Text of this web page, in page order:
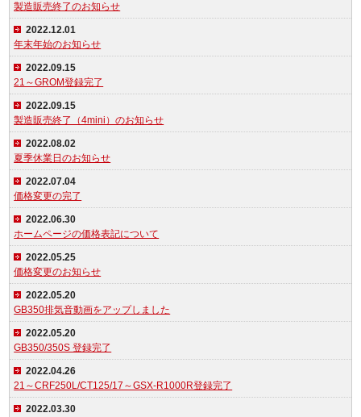
製造販売終了のお知らせ
2022.12.01
年末年始のお知らせ
2022.09.15
21～GROM登録完了
2022.09.15
製造販売終了（4mini）のお知らせ
2022.08.02
夏季休業日のお知らせ
2022.07.04
価格変更の完了
2022.06.30
ホームページの価格表記について
2022.05.25
価格変更のお知らせ
2022.05.20
GB350排気音動画をアップしました
2022.05.20
GB350/350S 登録完了
2022.04.26
21～CRF250L/CT125/17～GSX-R1000R登録完了
2022.03.30